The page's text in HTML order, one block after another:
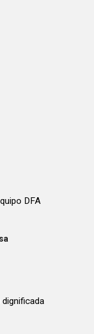
DFA
dignificada